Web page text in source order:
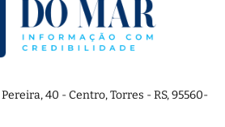
40 - Centro, Torres - RS, 95560-